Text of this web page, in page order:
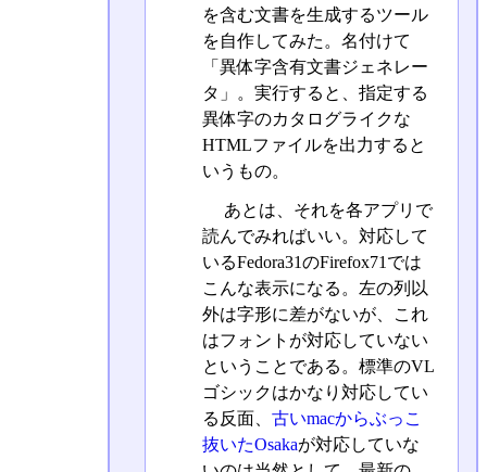
を含む文書を生成するツール
を自作してみた。名付けて
「異体字含有文書ジェネレー
タ」。実行すると、指定する
異体字のカタログライクな
HTMLファイルを出力すると
いうもの。
あとは、それを各アプリで
読んでみればいい。対応して
いるFedora31のFirefox71では
こんな表示になる。左の列以
外は字形に差がないが、これ
はフォントが対応していない
ということである。標準のVL
ゴシックはかなり対応してい
る反面、 古いmacからぶっこ
抜いたOsakaが対応していな